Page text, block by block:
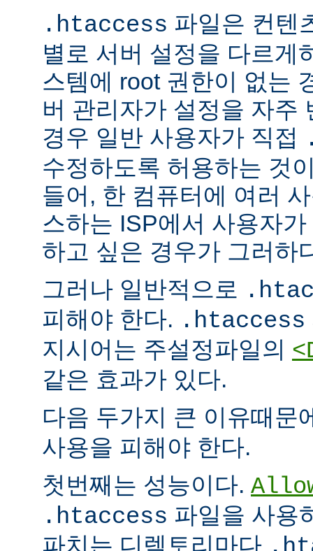
.htaccess 파일은 컨텐
별로 서버 설정을 다르게
스템에 root 권한이 없는
버 관리자가 설정을 자주
경우 일반 사용자가 직접
수정하도록 허용하는 것
들어, 한 컴퓨터에 여러
스하는 ISP에서 사용자
하고 싶은 경우가 그러하
그러나 일반적으로
피해야 한다. .htaccess
지시어는 주설정파일의
같은 효과가 있다.
다음 두가지 큰 이유때문
사용을 피해야 한다.
첫번째는 성능이다.
.htaccess 파일을 사용
파치는 디렉토리마다